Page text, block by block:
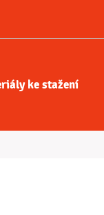
ke stažení